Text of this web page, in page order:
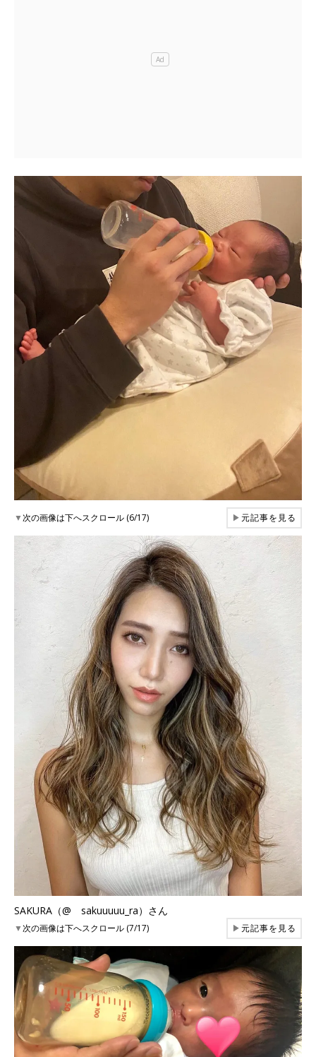
▼次の画像は下へスクロール (6/17) ▶元記事を見る
SAKURA（@ sakuuuuu_ra）さん
▼次の画像は下へスクロール (7/17) ▶元記事を見る